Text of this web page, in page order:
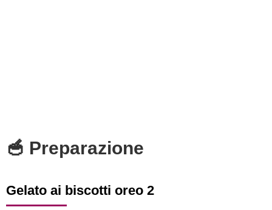
🥣 Preparazione
Gelato ai biscotti oreo 2